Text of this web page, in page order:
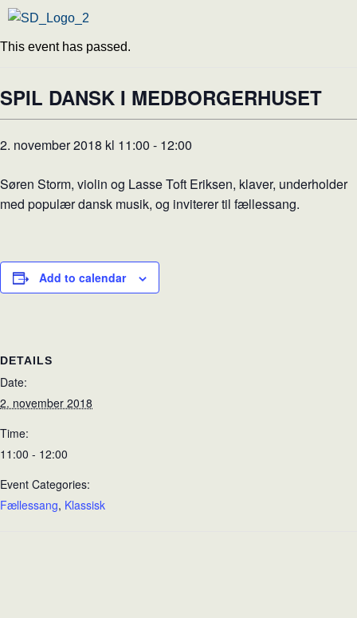
This event has passed.
SPIL DANSK I MEDBORGERHUSET
2. november 2018 kl 11:00 - 12:00
Søren Storm, violin og Lasse Toft Eriksen, klaver, underholder
med populær dansk musik, og inviterer til fællessang.
Add to calendar
DETAILS
Date:
2. november 2018
Time:
11:00 - 12:00
Event Categories:
Fællessang, Klassisk